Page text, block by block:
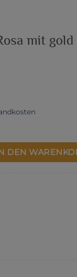
mit
metallic Menge
DEN